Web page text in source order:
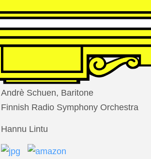
LARCHER
Die Nacht der Verlorenen
Andrè Schuen, Baritone
Finnish Radio Symphony Orchestra
Hannu Lintu